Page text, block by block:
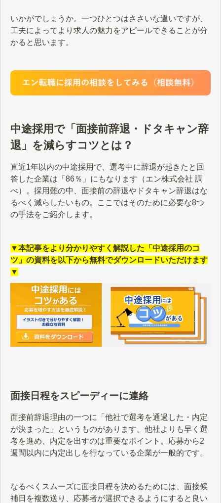
いかがでしょうか。一つひとつはささいな違いですが、
工夫によってより求人の魅力をアピールできることが分
かると思います。
中途採用で「面接前辞退・ドタキャン辞
退」を減らすコツとは？
直近1年以内の中途採用で、選考中に辞退が起きたと回
答した企業は「86％」にもなります（エン株式会社 調
べ）。採用難の中、面接前の辞退やドタキャン辞退はな
るべく減らしたいもの。ここではそのために必要な8つ
の手法をご紹介します。
▼本記事をより分かりやすく解説した「中途採用のコ
ツ」の資料を以下から無料でダウンロードいただけます
▼
面接日程をスピーディーに連絡
面接前辞退理由の一つに「他社で選考を通過した・内定
が決まった」というものがあります。他社よりも早く選
考を進め、内定を出すのは重要なポイント。応募から2
週間以内に内定出しを行なっている企業が一般的です。
なるべくスムーズに面接日程を決めるためには、面接候
補日を複数送り、応募者が選択できるようにすると良い